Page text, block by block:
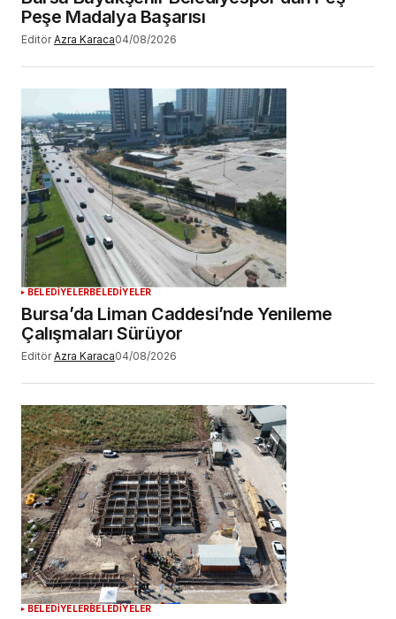
Peşe Madalya Başarısı
Editör Azra Karaca04/08/2026
BELEDİYELERBELEDİYELER
Bursa’da Liman Caddesi’nde Yenileme
Çalışmaları Sürüyor
Editör Azra Karaca04/08/2026
BELEDİYELERBELEDİYELER